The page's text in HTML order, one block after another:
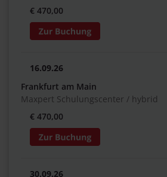
€ 470,00
16.09.26
Frankfurt am Main
Maxpert Schulungscenter / hybrid
€ 470,00
30.09.26